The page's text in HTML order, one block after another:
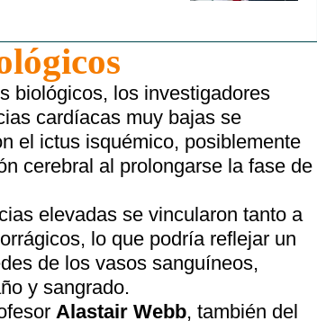
biológicos, los investigadores
cardíacas muy bajas se
el ictus isquémico, posiblemente
cerebral al prolongarse la fase de
elevadas se vincularon tanto a
lo que podría reflejar un
de los vasos sanguíneos,
y sangrado.
Alastair Webb, también del